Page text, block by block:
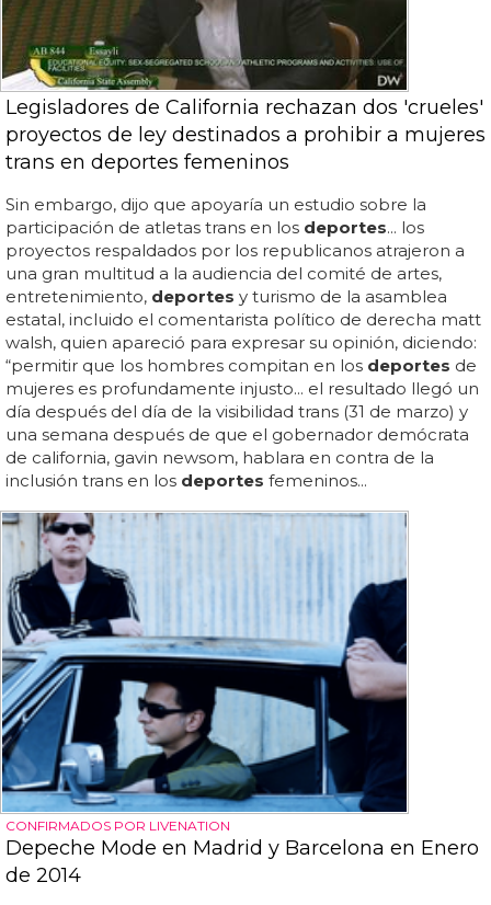
Legisladores de California rechazan dos 'crueles'
proyectos de ley destinados a prohibir a mujeres
trans en deportes femeninos
Sin embargo, dijo que apoyaría un estudio sobre la
participación de atletas trans en los deportes... los
proyectos respaldados por los republicanos atrajeron a
una gran multitud a la audiencia del comité de artes,
entretenimiento, deportes y turismo de la asamblea
estatal, incluido el comentarista político de derecha matt
walsh, quien apareció para expresar su opinión, diciendo:
“permitir que los hombres compitan en los deportes de
mujeres es profundamente injusto... el resultado llegó un
día después del día de la visibilidad trans (31 de marzo) y
una semana después de que el gobernador demócrata
de california, gavin newsom, hablara en contra de la
inclusión trans en los deportes femeninos...
CONFIRMADOS POR LIVENATION
Depeche Mode en Madrid y Barcelona en Enero
de 2014